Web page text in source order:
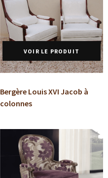
VOIR LE PRODUIT
Bergère Louis XVI Jacob à
colonnes